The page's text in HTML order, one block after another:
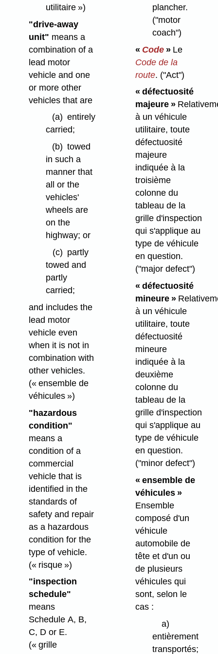
utilitaire »)
"drive-away
unit" means a
combination of a
lead motor
vehicle and one
or more other
vehicles that are
(a) entirely
carried;
(b) towed
in such a
manner that
all or the
vehicles'
wheels are
on the
highway; or
(c) partly
towed and
partly
carried;
and includes the
lead motor
vehicle even
when it is not in
combination with
other vehicles.
(« ensemble de
véhicules »)
"hazardous
condition"
means a
condition of a
commercial
vehicle that is
identified in the
standards of
safety and repair
as a hazardous
condition for the
type of vehicle.
(« risque »)
"inspection
schedule"
means
Schedule A, B,
C, D or E.
(« grille
plancher.
("motor
coach")
« Code»Le
Code de la
route. ("Act")
« défectuosité
majeure »
à un véhicule
utilitaire, toute
défectuosité
majeure
indiquée à la
troisième
colonne du
tableau de la
grille d'inspection
qui s'applique au
type de véhicule
en question.
("major defect")
« défectuosité
mineure »
à un véhicule
utilitaire, toute
défectuosité
mineure
indiquée à la
deuxième
colonne du
tableau de la
grille d'inspection
qui s'applique au
type de véhicule
en question.
("minor defect")
« ensemble de
véhicules »
Ensemble
composé d'un
véhicule
automobile de
tête et d'un ou
de plusieurs
véhicules qui
sont, selon le
cas :
a)
entièrement
transportés;